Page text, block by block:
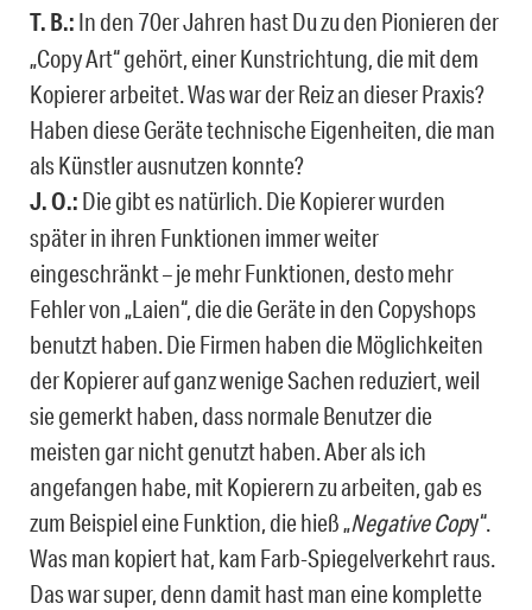
T. B.: In den 70er Jahren hast Du zu den Pionieren der
„Copy Art“ gehört, einer Kunstrichtung, die mit dem
Kopierer arbeitet. Was war der Reiz an dieser Praxis?
Haben diese Geräte technische Eigenheiten, die man
als Künstler ausnutzen konnte?
J. O.: Die gibt es natürlich. Die Kopierer wurden
später in ihren Funktionen immer weiter
eingeschränkt – je mehr Funktionen, desto mehr
Fehler von „Laien“, die die Geräte in den Copyshops
benutzt haben. Die Firmen haben die Möglichkeiten
der Kopierer auf ganz wenige Sachen reduziert, weil
sie gemerkt haben, dass normale Benutzer die
meisten gar nicht genutzt haben. Aber als ich
angefangen habe, mit Kopierern zu arbeiten, gab es
zum Beispiel eine Funktion, die hieß „Negative Copy“.
Was man kopiert hat, kam Farb-Spiegelverkehrt raus.
Das war super, denn damit hast man eine komplette